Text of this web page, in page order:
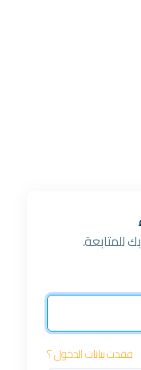
للمتابعة.
فقدت بيانات الدخول ؟